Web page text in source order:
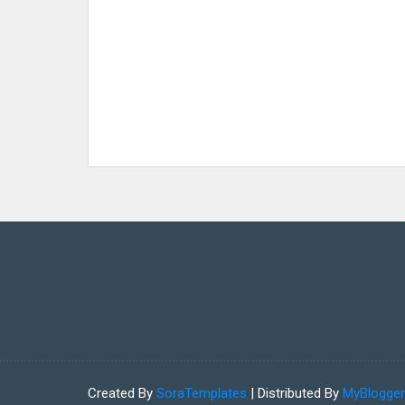
Created By SoraTemplates | Distributed By